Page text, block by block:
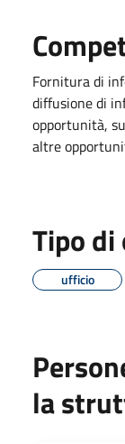
Fornitura di
diffusione di
opportunità,
altre
Tipo di
ufficio
la